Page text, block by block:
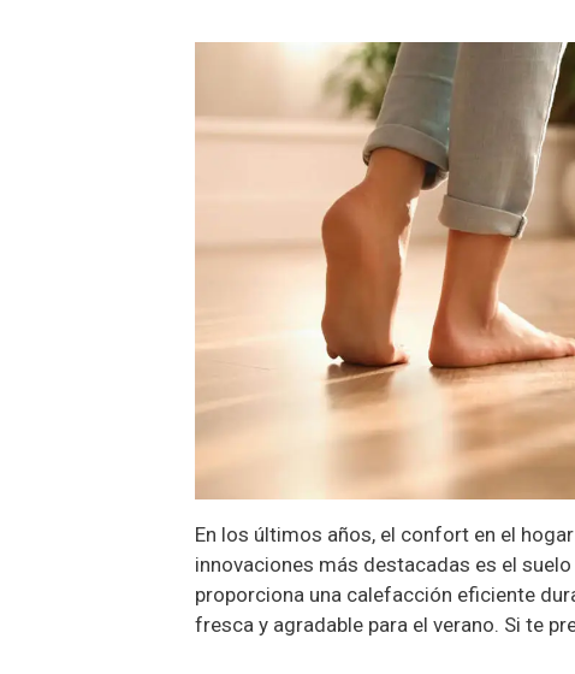
En los últimos años, el confort en el
innovaciones más destacadas es el
proporciona una calefacción eficiente
fresca y agradable para el verano. Si te